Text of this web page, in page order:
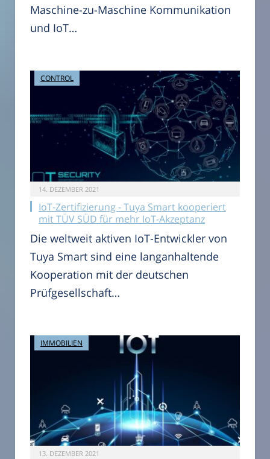
Maschine-zu-Maschine Kommunikation
und IoT…
CONTROL
14. DEZEMBER 2021
IoT-Zertifizierung - Tuya Smart kooperiert
mit TÜV SÜD für mehr IoT-Akzeptanz
Die weltweit aktiven IoT-Entwickler von
Tuya Smart sind eine langanhaltende
Kooperation mit der deutschen
Prüfgesellschaft…
IMMOBILIEN
13. DEZEMBER 2021